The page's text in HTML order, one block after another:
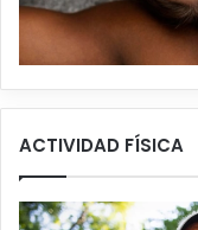
ACTIVIDAD FÍSICA